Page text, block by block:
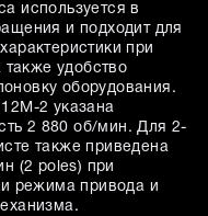
используется в
и подходит для
при
также удобство
оборудования.
2 указана
2 880 об/мин. Для 2-
также приведена
(2 poles) при
режима привода и